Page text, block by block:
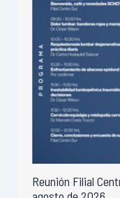
Reunión Filial